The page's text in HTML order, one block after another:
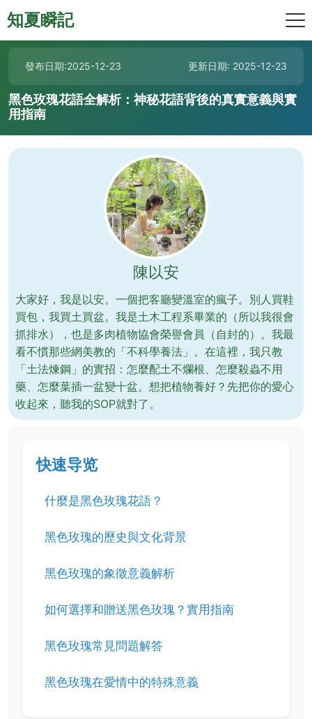
知夏瞬記
發布日期:2025-12-23 更新日期: 2025-12-23
黑色玫瑰花語全解析：神秘花語背後的真實意義與實
用指南
陳以安
大家好，我是以安。一個把客廳變溫室的瘋子。別人買鞋
買包，我買土買盆。我是土木工程系畢業的（所以我很會
抓排水），也是多肉植物協會榮譽會員（自封的）。我最
看不慣那些網美教的「不科學養法」。在這裡，我只教
「土法煉鋼」的實招：怎麼配土不爛根、怎麼殺蟲不用
藥、怎麼葉插一盆變十盆。想把植物養好？先把你的愛心
收起來，聽我的SOP就對了。
快速导览
什麼是黑色玫瑰花語？
黑色玫瑰的歷史與文化背景
黑色玫瑰的象徵意義解析
如何選擇和贈送黑色玫瑰？實用指南
黑色玫瑰常見問題解答
黑色玫瑰在愛情中的特殊意義